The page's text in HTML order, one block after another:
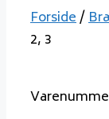
Forside/
2, 3